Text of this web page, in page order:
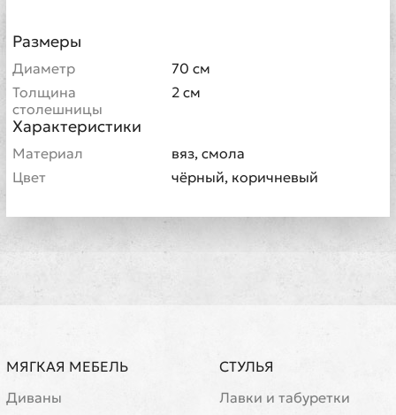
Размеры
Диаметр
70 см
Толщина
столешницы
2 см
Характеристики
Материал
вяз, смола
Цвет
чёрный, коричневый
МЯГКАЯ МЕБЕЛЬ
Диваны
СТУЛЬЯ
Лавки и табуретки